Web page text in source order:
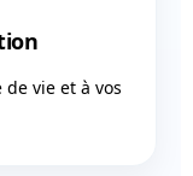
vie et à vos